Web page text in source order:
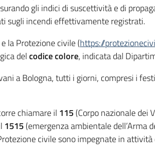
gli indici di suscettività e di
sugli incendi effettivamente registrati.
la Protezione civile (https://
delcodice colore, indicata dal
a Bologna, tutti i giorni, compresi i
chiamare il 115 (Corpo nazionale dei
1515 (emergenza ambientale dell’Arma
civile sono impegnate in